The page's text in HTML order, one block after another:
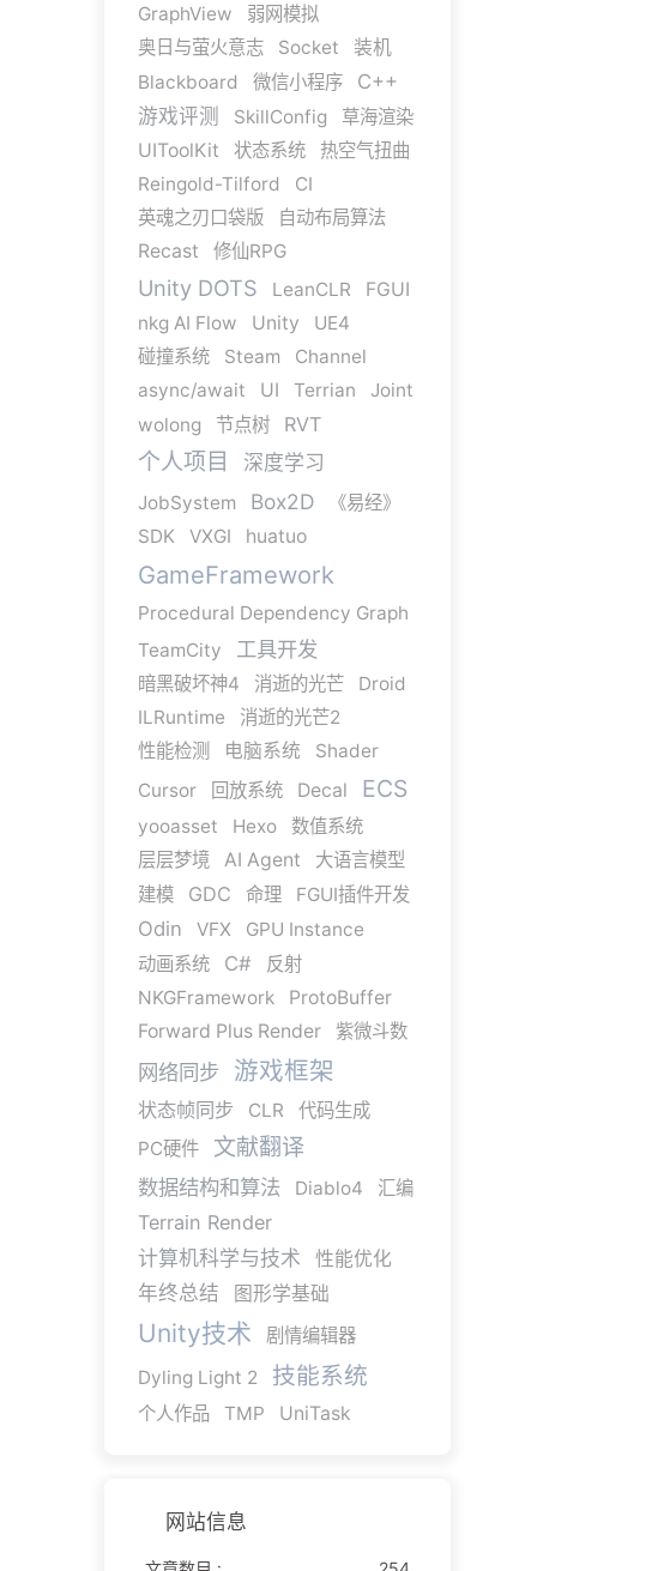
GraphView
弱网模拟
奥日与萤火意志
Socket
装机
Blackboard
微信小程序
C++
游戏评测
SkillConfig
草海渲染
UIToolKit
状态系统
热空气扭曲
Reingold-Tilford
CI
英魂之刃口袋版
自动布局算法
Recast
修仙RPG
Unity DOTS LeanCLR
FGUI
nkg AI Flow
Unity
UE4
碰撞系统
Steam
Channel
async/await
UI Terrian
Joint
wolong
节点树 RVT
个人项目 深度学习
JobSystem Box2D
《易经》
SDK
VXGI huatuo
GameFramework
Procedural Dependency Graph
TeamCity
工具开发
暗黑破坏神4 消逝的光芒
Droid
ILRuntime
消逝的光芒2
性能检测
电脑系统
Shader
Cursor
回放系统 Decal ECS
yooasset Hexo
数值系统
层层梦境
AI Agent
大语言模型
建模
GDC 命理 FGUI插件开发
Odin VFX
GPU Instance
动画系统
C#
反射
NKGFramework
ProtoBuffer
Forward Plus Render
紫微斗数
网络同步 游戏框架
状态帧同步 CLR
代码生成
PC硬件
文献翻译
数据结构和算法 Diablo4 汇编
Terrain Render
计算机科学与技术
性能优化
年终总结 图形学基础
Unity技术
剧情编辑器
Dyling Light 2
技能系统
个人作品 TMP UniTask
网站信息